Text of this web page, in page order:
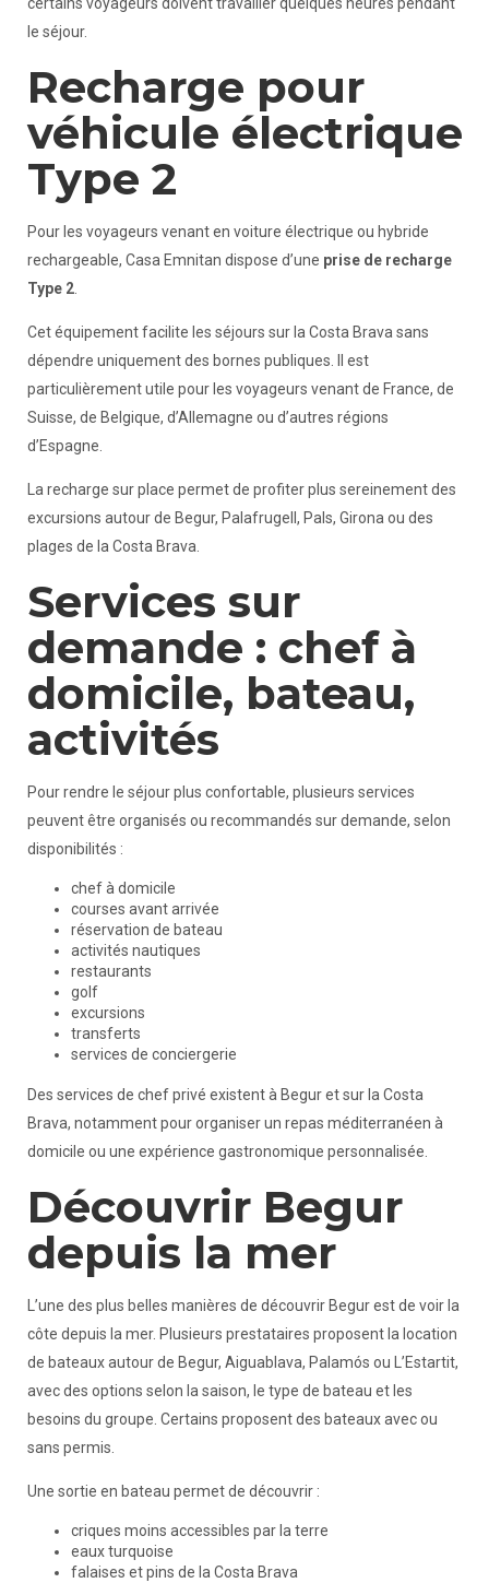
le séjour.
Recharge pour
véhicule électrique
Type 2
Pour les voyageurs venant en voiture électrique ou hybride
rechargeable, Casa Emnitan dispose d’une prise de recharge
Type 2.
Cet équipement facilite les séjours sur la Costa Brava sans
dépendre uniquement des bornes publiques. Il est
particulièrement utile pour les voyageurs venant de France, de
Suisse, de Belgique, d’Allemagne ou d’autres régions
d’Espagne.
La recharge sur place permet de profiter plus sereinement des
excursions autour de Begur, Palafrugell, Pals, Girona ou des
plages de la Costa Brava.
Services sur
demande : chef à
domicile, bateau,
activités
Pour rendre le séjour plus confortable, plusieurs services
peuvent être organisés ou recommandés sur demande, selon
disponibilités :
chef à domicile
courses avant arrivée
réservation de bateau
activités nautiques
restaurants
golf
excursions
transferts
services de conciergerie
Des services de chef privé existent à Begur et sur la Costa
Brava, notamment pour organiser un repas méditerranéen à
domicile ou une expérience gastronomique personnalisée.
Découvrir Begur
depuis la mer
L’une des plus belles manières de découvrir Begur est de voir la
côte depuis la mer. Plusieurs prestataires proposent la location
de bateaux autour de Begur, Aiguablava, Palamós ou L’Estartit,
avec des options selon la saison, le type de bateau et les
besoins du groupe. Certains proposent des bateaux avec ou
sans permis.
Une sortie en bateau permet de découvrir :
criques moins accessibles par la terre
eaux turquoise
falaises et pins de la Costa Brava